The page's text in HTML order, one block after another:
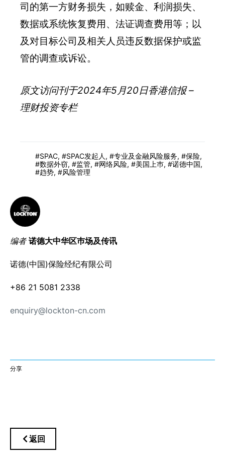
司的第一方财务损失，如赎金、利润损失、
数据或系统恢复费用、法证调查费用等；以
及对目标公司及相关人员违反数据保护或监
管的调查或诉讼。
原文访问刊于2024年5月20日香港信报 –
理财投资专栏
SPAC, SPAC发起人 , 专业及金融风险服务, 保险,
数据外窃, 监管, 网络风险, 美国上巿, 诺德中国,
趋势, 风险管理
编者 诺德大中华区巿场及传讯
诺德(中国)保险经纪有限公司
+86 21 5081 2338
enquiry@lockton-cn.com
分享
返回